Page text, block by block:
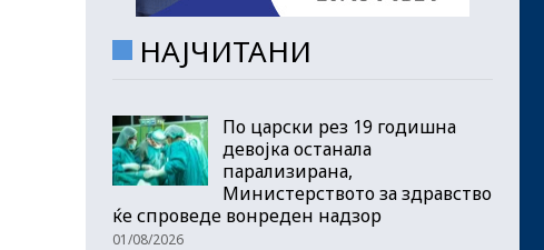
НАЈЧИТАНИ
По царски рез 19 годишна
девојка останала
парализирана,
Министерството за здравство
ќе спроведе вонреден надзор
01/08/2026